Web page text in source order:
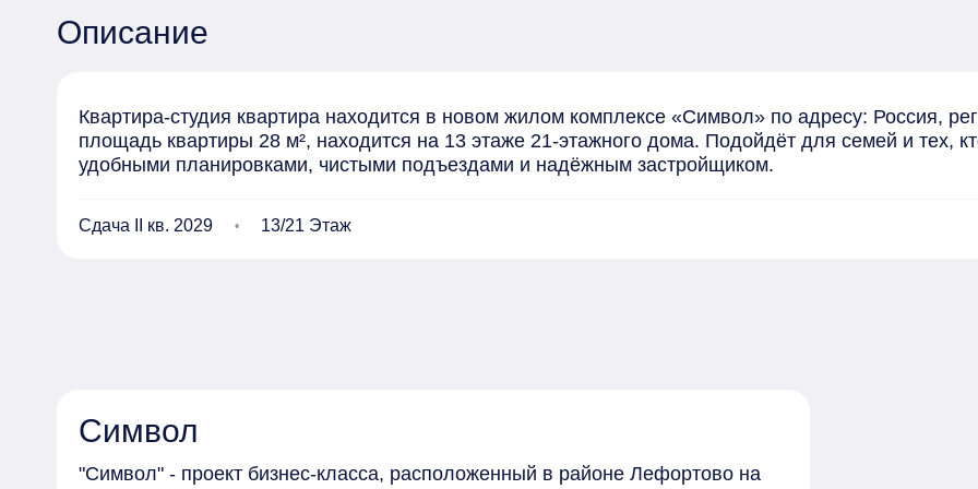
Описание
Квартира-студия квартира находится в новом жилом комплексе «Символ» по адресу: Россия,
площадь квартиры 28 м², находится на 13 этаже 21-этажного дома. Подойдёт для семей и тех,
удобными планировками, чистыми подъездами и надёжным застройщиком.
Сдача II кв. 2029 13/21 Этаж
Символ
"Символ" - проект бизнес-класса, расположенный в районе Лефортово на